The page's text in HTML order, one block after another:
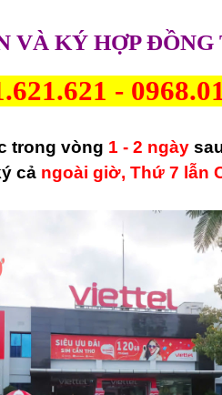
VÀ KÝ HỢP ĐỒNG
-
trong vòng 1 - 2 ngày
cả ngoài giờ, Thứ 7 lẫn